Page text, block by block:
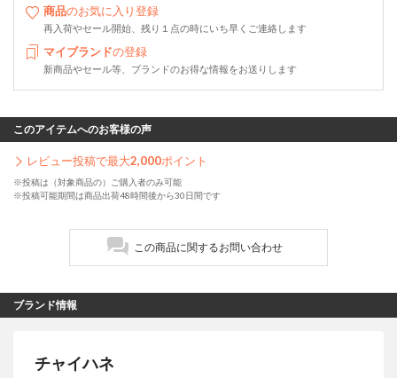
商品のお気に入り登録
再入荷やセール開始、残り１点の時にいち早くご連絡します
マイブランドの登録
新商品やセール等、ブランドのお得な情報をお送りします
このアイテムへのお客様の声
レビュー投稿で最大2,000ポイント
※投稿は（対象商品の）ご購入者のみ可能
※投稿可能期間は商品出荷48時間後から30日間です
この商品に関するお問い合わせ
ブランド情報
チャイハネ